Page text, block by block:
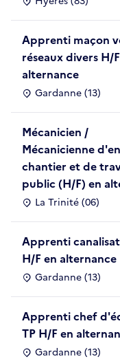
Apprenti maçon
réseaux divers H/
alternance
Gardanne (13)
Mécanicien /
Mécanicienne
chantier et de
public (H/F) en
La Trinité (06)
Apprenti
H/F en alternance
Gardanne (13)
Apprenti chef
TP H/F en
Gardanne (13)